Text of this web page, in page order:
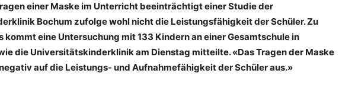
einer Maske im Unterricht beeinträchtigt einer Studie der
Bochum zufolge wohl nicht die Leistungsfähigkeit der Schüler. Zu
kommt eine Untersuchung mit 133 Kindern an einer Gesamtschule in
die Universitätskinderklinik am Dienstag mitteilte. «Das Tragen der Maske
auf die Leistungs- und Aufnahmefähigkeit der Schüler aus.»